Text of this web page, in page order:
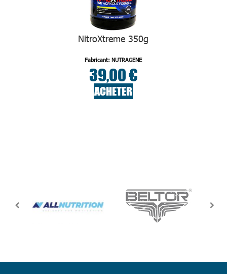
NitroXtreme 350g
Fabricant: NUTRAGENE
39,00 €
ACHETER